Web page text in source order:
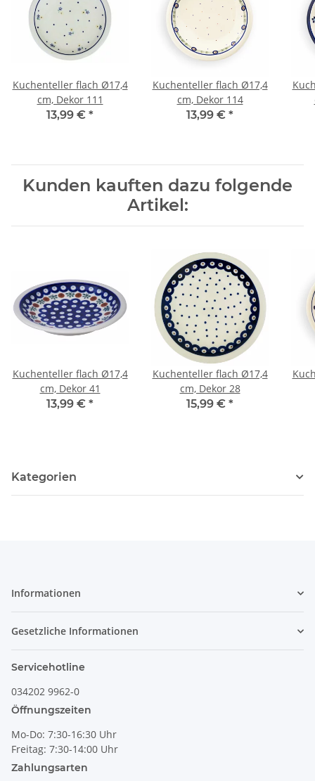
Kuchenteller flach Ø17,4
cm, Dekor 111
13,99 € *
Kuchenteller flach Ø17,4
cm, Dekor 114
13,99 € *
Kunden kauften dazu folgende
Artikel:
Kuchenteller flach Ø17,4
cm, Dekor 41
13,99 € *
Kuchenteller flach Ø17,4
cm, Dekor 28
15,99 € *
Kategorien
Informationen
Gesetzliche Informationen
Servicehotline
034202 9962-0
Öffnungszeiten
Mo-Do: 7:30-16:30 Uhr
Freitag: 7:30-14:00 Uhr
Zahlungsarten